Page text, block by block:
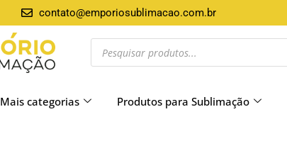
contato@emporiosublimacao.com.br
Mais categorias Produtos para Sublimação